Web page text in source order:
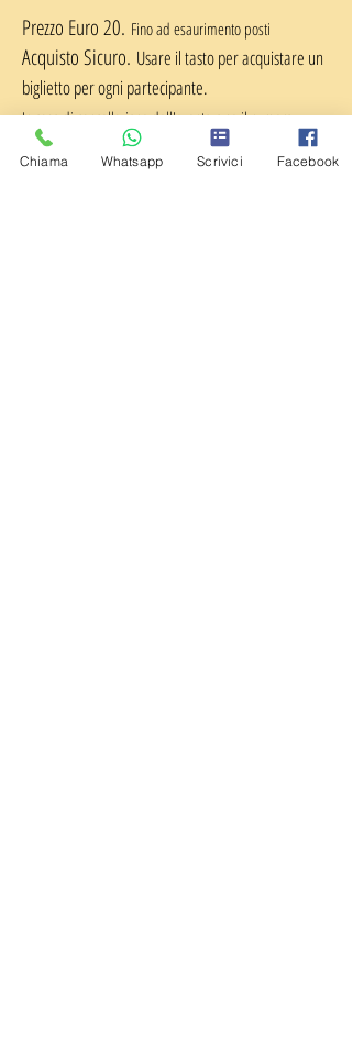
Prezzo Euro 20. Fino ad esaurimento posti
Acquisto Sicuro. ​Usare il tasto per acquistare un
biglietto per ogni partecipante.
In caso di cancellazione dell'eventoo se il numero
minimo di partecipanti non verrà raggiunto,
i biglietti
Chiama Whatsapp Scrivici Facebook